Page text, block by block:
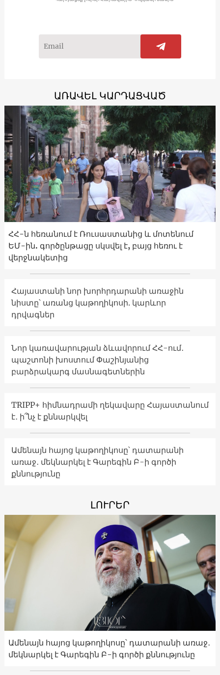
ԱՌԱՎԵԼ ԿԱՐԴԱՑՎԱԾ
ՀՀ-ն հեռանում է Ռուսաստանից և մոտենում
ԵՄ-ին. գործընթացը սկսվել է, բայց հեռու է
վերջնակետից
Հայաստանի նոր խորհրդարանի առաջին
նիստը՝ առանց կաթողիկոսի. կարևոր
դրվագներ
Նոր կառավարության ձևավորում ՀՀ-ում․
պաշտոնի խոստում Փաշինյանից
բարձրակարգ մասնագետներին
TRIPP+ հիմնադրամի ղեկավարը Հայաստանում
է․ ի՞նչ է քննարկվել
Ամենայն հայոց կաթողիկոսը՝ դատարանի
առաջ․ մեկնարկել է Գարեգին Բ-ի գործի
քննությունը
ԼՈՒՐԵՐ
Ամենայն հայոց կաթողիկոսը՝ դատարանի առաջ․
մեկնարկել է Գարեգին Բ-ի գործի քննությունը